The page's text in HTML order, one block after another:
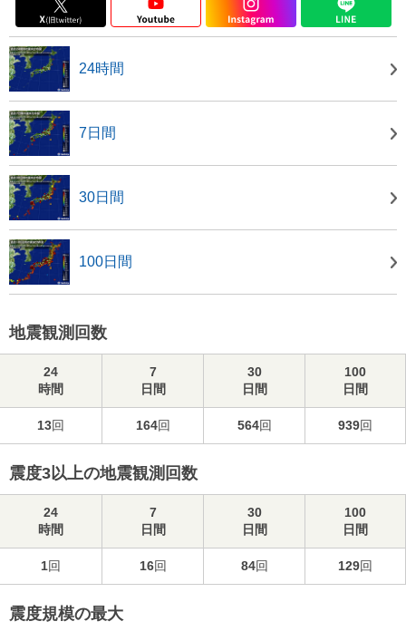
24時間
7日間
30日間
100日間
地震観測回数
24
時間
7
日間
30
日間
100
日間
13回 164回 564回 939回
震度3以上の地震観測回数
24
時間
7
日間
30
日間
100
日間
1回 16回 84回 129回
震度規模の最大